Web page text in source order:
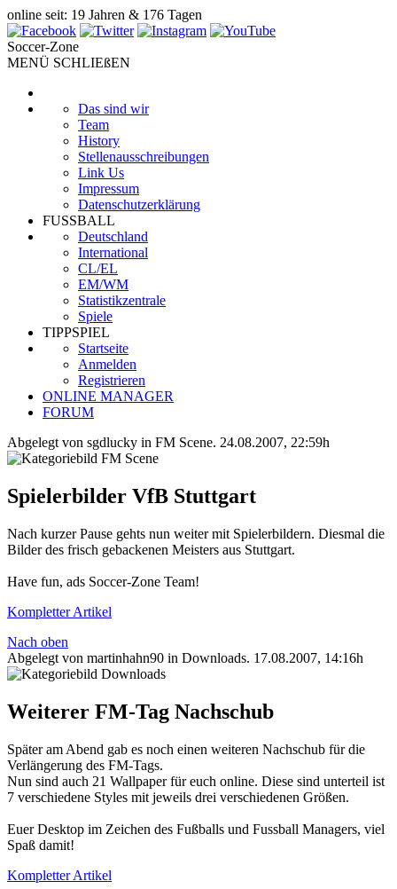
online seit: 19 Jahren & 176 Tagen
Soccer-Zone
MENÜ SCHLIEßEN
Das sind wir
Team
History
Stellenausschreibungen
Link Us
Impressum
Datenschutzerklärung
FUSSBALL
Deutschland
International
CL/EL
EM/WM
Statistikzentrale
Spiele
TIPPSPIEL
Startseite
Anmelden
Registrieren
ONLINE MANAGER
FORUM
Abgelegt von sgdlucky in FM Scene. 24.08.2007, 22:59h
Spielerbilder VfB Stuttgart
Nach kurzer Pause gehts nun weiter mit Spielerbildern. Diesmal die
Bilder des frisch gebackenen Meisters aus Stuttgart.
Have fun, ads Soccer-Zone Team!
Kompletter Artikel
Nach oben
Abgelegt von martinhahn90 in Downloads. 17.08.2007, 14:16h
Weiterer FM-Tag Nachschub
Später am Abend gab es noch einen weiteren Nachschub für die
Verlängerung des FM-Tags.
Nun sind auch 21 Wallpaper für euch online. Diese sind unterteil ist
7 verschiedene Styles mit jeweils drei verschiedenen Größen.
Euer Desktop im Zeichen des Fußballs und Fussball Managers, viel
Spaß damit!
Kompletter Artikel